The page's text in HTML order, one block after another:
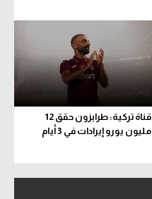
قناة تركية: طرابزون حقق 12
مليون يورو إيرادات في 3 أيام